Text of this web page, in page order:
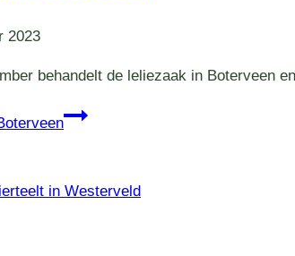
2023
behandelt de leliezaak in Boterveen